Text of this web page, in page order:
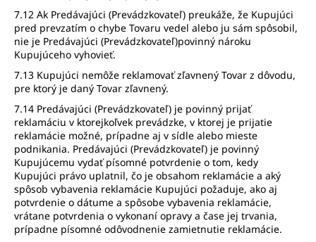
7.12 Ak Predávajúci (Prevádzkovateľ) preukáže, že Kupujúci
pred prevzatím o chybe Tovaru vedel alebo ju sám spôsobil,
nie je Predávajúci (Prevádzkovateľ)povinný nároku
Kupujúceho vyhovieť.
7.13 Kupujúci nemôže reklamovať zľavnený Tovar z dôvodu,
pre ktorý je daný Tovar zľavnený.
7.14 Predávajúci (Prevádzkovateľ) je povinný prijať
reklamáciu v ktorejkoľvek prevádzke, v ktorej je prijatie
reklamácie možné, prípadne aj v sídle alebo mieste
podnikania. Predávajúci (Prevádzkovateľ) je povinný
Kupujúcemu vydať písomné potvrdenie o tom, kedy
Kupujúci právo uplatnil, čo je obsahom reklamácie a aký
spôsob vybavenia reklamácie Kupujúci požaduje, ako aj
potvrdenie o dátume a spôsobe vybavenia reklamácie,
vrátane potvrdenia o vykonaní opravy a čase jej trvania,
prípadne písomné odôvodnenie zamietnutie reklamácie.